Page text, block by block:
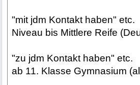
"mit jdm Kontakt haben" etc.
Niveau bis Mittlere Reife
"zu jdm Kontakt haben" etc.
ab 11. Klasse Gymnasium